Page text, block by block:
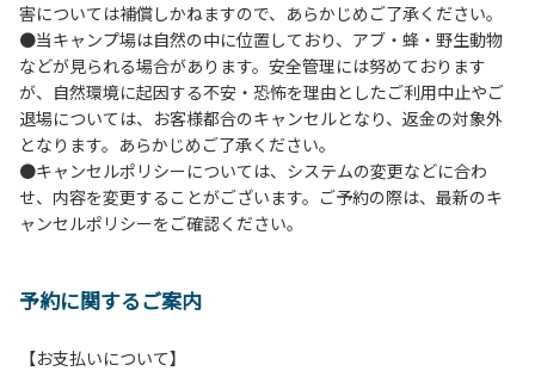
ープは１つまで可）
９.各自で出されましたゴミは全てお持ち帰りください。（使
用済みの炭は専用の捨て場に捨てられます。）
10.施設内および駐車場などで起きた金品等の盗難、ご利用
者間でのトラブルで生じた損害に対しては、一切の責任を負
いかねます。
11.施設の利用については管理人の指示に従ってください。従
わない場合は退場していただき、今後の利用をお断りする場
合があります。
害については補償しかねますので、あらかじめご了承ください。
●当キャンプ場は自然の中に位置しており、アブ・蜂・野生動物
などが見られる場合があります。安全管理には努めております
が、自然環境に起因する不安・恐怖を理由としたご利用中止やご
退場については、お客様都合のキャンセルとなり、返金の対象外
となります。あらかじめご了承ください。
●キャンセルポリシーについては、システムの変更などに合わ
せ、内容を変更することがございます。ご予約の際は、最新のキ
ャンセルポリシーをご確認ください。
予約に関するご案内
【お支払いについて】